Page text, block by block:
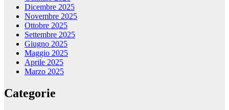
Dicembre 2025
Novembre 2025
Ottobre 2025
Settembre 2025
Giugno 2025
Maggio 2025
Aprile 2025
Marzo 2025
Categorie